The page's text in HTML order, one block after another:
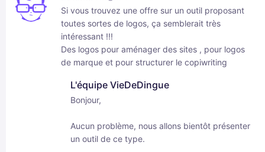
Si vous trouvez une offre sur un outil proposant
toutes sortes de logos, ça semblerait très
intéressant !!!
Des logos pour aménager des sites , pour logos
de marque et pour structurer le copiwriting
L'équipe VieDeDingue
Bonjour,
Aucun problème, nous allons bientôt présenter
un outil de ce type.